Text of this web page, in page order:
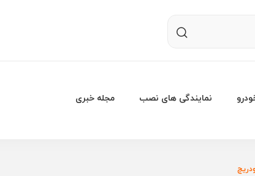
نمایندگی های نصب مجله خبری